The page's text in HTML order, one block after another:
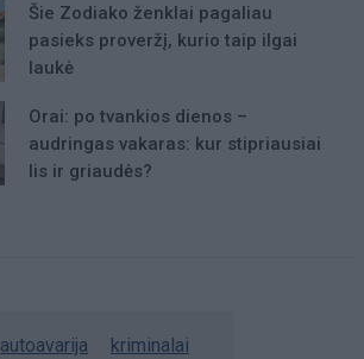
Šie Zodiako ženklai pagaliau
pasieks proveržį, kurio taip ilgai
laukė
Orai: po tvankios dienos –
audringas vakaras: kur stipriausiai
lis ir griaudės?
autoavarija kriminalai